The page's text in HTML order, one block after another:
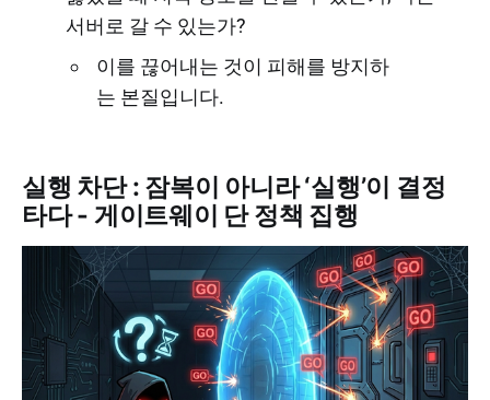
서버로 갈 수 있는가?
이를 끊어내는 것이 피해를 방지하
는 본질입니다.
실행 차단 : 잠복이 아니라 ‘실행’이 결정
타다 - 게이트웨이 단 정책 집행